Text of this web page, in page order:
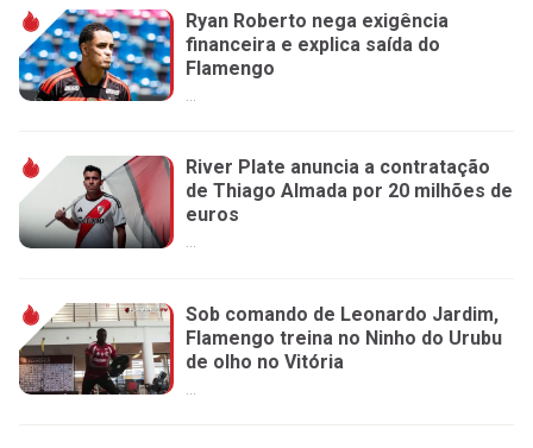
Ryan Roberto nega exigência
financeira e explica saída do
Flamengo
...
River Plate anuncia a contratação
de Thiago Almada por 20 milhões de
euros
...
Sob comando de Leonardo Jardim,
Flamengo treina no Ninho do Urubu
de olho no Vitória